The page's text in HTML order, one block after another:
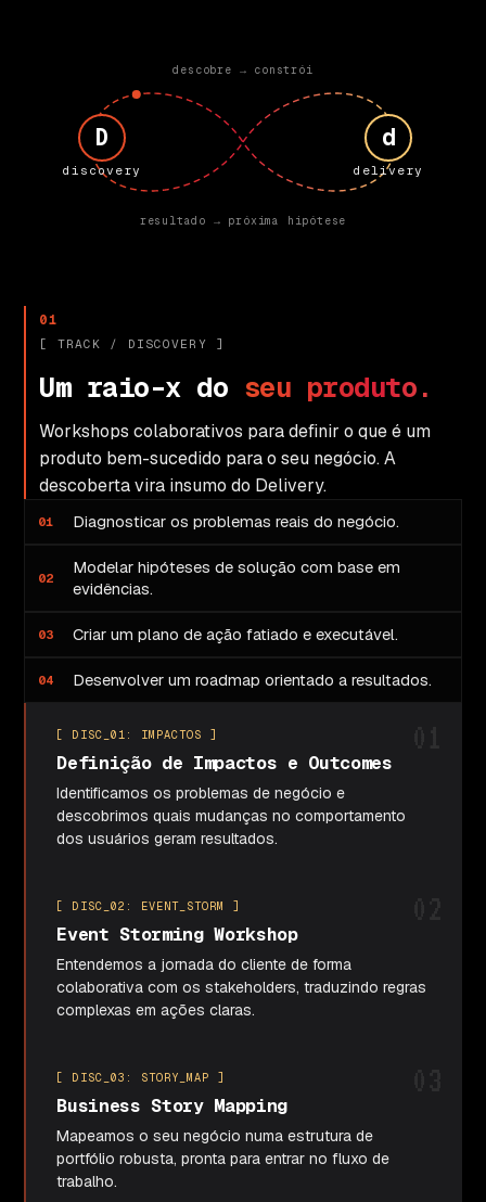
D
discovery
d
delivery
descobre → constrói
resultado → próxima hipótese
01
[ TRACK / DISCOVERY ]
Um raio-x do seu produto.
Workshops colaborativos para definir o que é um
produto bem-sucedido para o seu negócio. A
descoberta vira insumo do Delivery.
Diagnosticar os problemas reais do negócio.
Modelar hipóteses de solução com base em
evidências.
Criar um plano de ação fatiado e executável.
Desenvolver um roadmap orientado a resultados.
[ DISC_01: IMPACTOS ]
Definição de Impactos e Outcomes
Identificamos os problemas de negócio e
descobrimos quais mudanças no comportamento
dos usuários geram resultados.
[ DISC_02: EVENT_STORM ]
Event Storming Workshop
Entendemos a jornada do cliente de forma
colaborativa com os stakeholders, traduzindo regras
complexas em ações claras.
[ DISC_03: STORY_MAP ]
Business Story Mapping
Mapeamos o seu negócio numa estrutura de
portfólio robusta, pronta para entrar no fluxo de
trabalho.